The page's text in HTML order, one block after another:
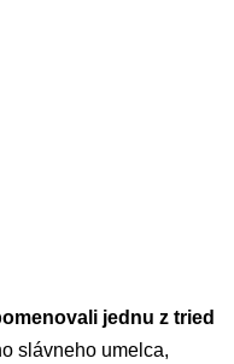
jednu z tried
slávneho umelca,